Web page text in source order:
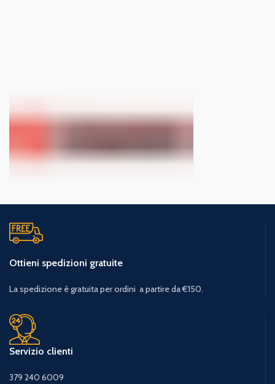
Ottieni spedizioni gratuite
La spedizione è gratuita per ordini a partire da €150.
Servizio clienti
379 240 6009